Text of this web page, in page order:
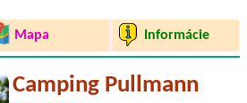
Mapa Informácie
Camping Pullmann